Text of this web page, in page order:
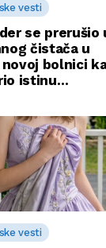
vesti
se prerušio
čistača u
bolnici
istinu…
vesti